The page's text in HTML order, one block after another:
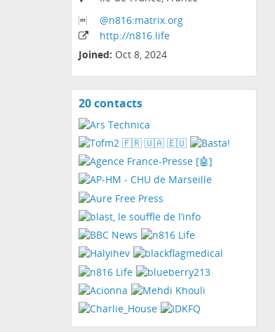
@n816:matrix.org
http://n816.life
Joined: Oct 8, 2024
20 contactsView